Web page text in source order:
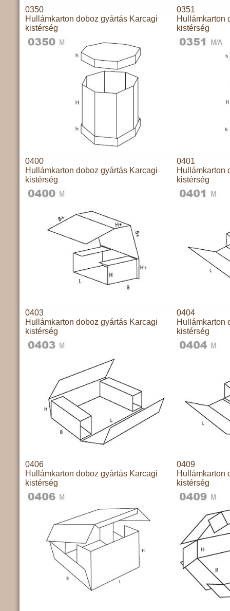
0350
Hullámkarton doboz gyártás Karcagi
kistérség
0351
Hullámkarton
kistérség
0400
Hullámkarton doboz gyártás Karcagi
kistérség
0401
Hullámkarton
kistérség
0403
Hullámkarton doboz gyártás Karcagi
kistérség
0404
Hullámkarton
kistérség
0406
Hullámkarton doboz gyártás Karcagi
kistérség
0409
Hullámkarton
kistérség